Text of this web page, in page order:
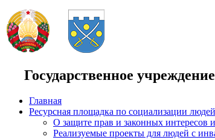
Государственное
Главная
Ресурсная площадка по социализации
О защите прав и законных интересов
Реализуемые проекты для людей с